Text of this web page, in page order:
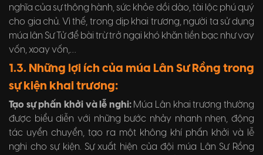
nghĩa của sự thông hành, sức khỏe dồi dào, tài lộc phú quý
cho gia chủ. Vì thế, trong dịp khai trương, người ta sử dụng
múa lân Sư Tử để bài trừ trở ngại khó khăn tiền bạc như vay
vốn, xoay vốn,…
1.3. Những lợi ích của múa Lân Sư Rồng trong
sự kiện khai trương:
Tạo sự phấn khởi và lễ nghi:Múa Lân khai trương thường
được biểu diễn với những bước nhảy nhanh nhẹn, động
tác uyển chuyển, tạo ra một không khí phấn khởi và lễ
nghi cho sự kiện. Sự xuất hiện của đội múa Lân Sư Rồng